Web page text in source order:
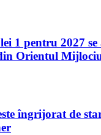
1 pentru 2027
Orientul
îngrijorat de